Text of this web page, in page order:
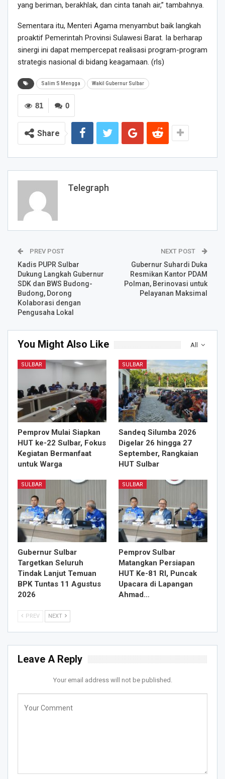
yang beriman, berakhlak, dan cinta tanah air,” tambahnya.
Sementara itu, Menteri Agama menyambut baik langkah
proaktif Pemerintah Provinsi Sulawesi Barat. Ia berharap
sinergi ini dapat mempercepat realisasi program-program
strategis nasional di bidang keagamaan. (rls)
Salim S Mengga Wakil Gubernur Sulbar
0
81
Share
Telegraph
PREV POST
Kadis PUPR Sulbar
Dukung Langkah Gubernur
SDK dan BWS Budong-
Budong, Dorong
Kolaborasi dengan
Pengusaha Lokal
NEXT POST
Gubernur Suhardi Duka
Resmikan Kantor PDAM
Polman, Berinovasi untuk
Pelayanan Maksimal
All
You Might Also Like
SULBAR
Pemprov Mulai Siapkan
HUT ke-22 Sulbar, Fokus
Kegiatan Bermanfaat
untuk Warga
SULBAR
Sandeq Silumba 2026
Digelar 26 hingga 27
September, Rangkaian
HUT Sulbar
SULBAR
Gubernur Sulbar
Targetkan Seluruh
Tindak Lanjut Temuan
BPK Tuntas 11 Agustus
2026
SULBAR
Pemprov Sulbar
Matangkan Persiapan
HUT Ke-81 RI, Puncak
Upacara di Lapangan
Ahmad…
PREV NEXT
Leave A Reply
Your email address will not be published.